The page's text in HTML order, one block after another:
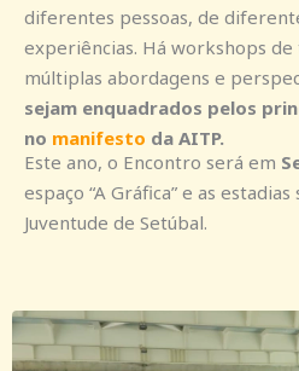
diferentes pessoas, de
experiências. Há workshops
múltiplas abordagens e
sejam enquadrados pelos
no manifesto da AITP.
Este ano, o Encontro será em
espaço “A Gráfica” e as
Juventude de Setúbal.